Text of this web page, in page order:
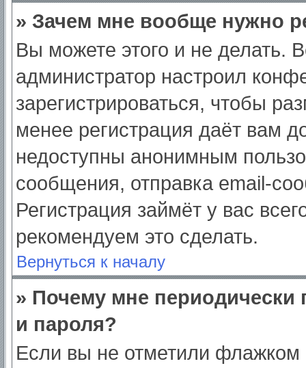
» Зачем мне вообще нужно
Вы можете этого и не делать.
администратор настроил
зарегистрироваться, чтобы
менее регистрация даёт вам
недоступны анонимным
сообщения, отправка email-
Регистрация займёт у вас
рекомендуем это сделать.
Вернуться к началу
» Почему мне периодически
и пароля?
Если вы не отметили флажком